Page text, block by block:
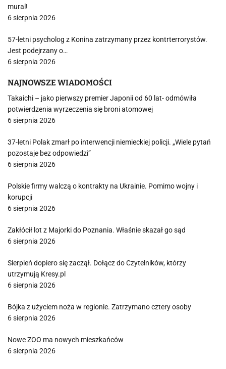
mural!
6 sierpnia 2026
57-letni psycholog z Konina zatrzymany przez kontrterrorystów.
Jest podejrzany o…
6 sierpnia 2026
NAJNOWSZE WIADOMOŚCI
Takaichi – jako pierwszy premier Japonii od 60 lat- odmówiła
potwierdzenia wyrzeczenia się broni atomowej
6 sierpnia 2026
37-letni Polak zmarł po interwencji niemieckiej policji. „Wiele pytań
pozostaje bez odpowiedzi”
6 sierpnia 2026
Polskie firmy walczą o kontrakty na Ukrainie. Pomimo wojny i
korupcji
6 sierpnia 2026
Zakłócił lot z Majorki do Poznania. Właśnie skazał go sąd
6 sierpnia 2026
Sierpień dopiero się zaczął. Dołącz do Czytelników, którzy
utrzymują Kresy.pl
6 sierpnia 2026
Bójka z użyciem noża w regionie. Zatrzymano cztery osoby
6 sierpnia 2026
Nowe ZOO ma nowych mieszkańców
6 sierpnia 2026